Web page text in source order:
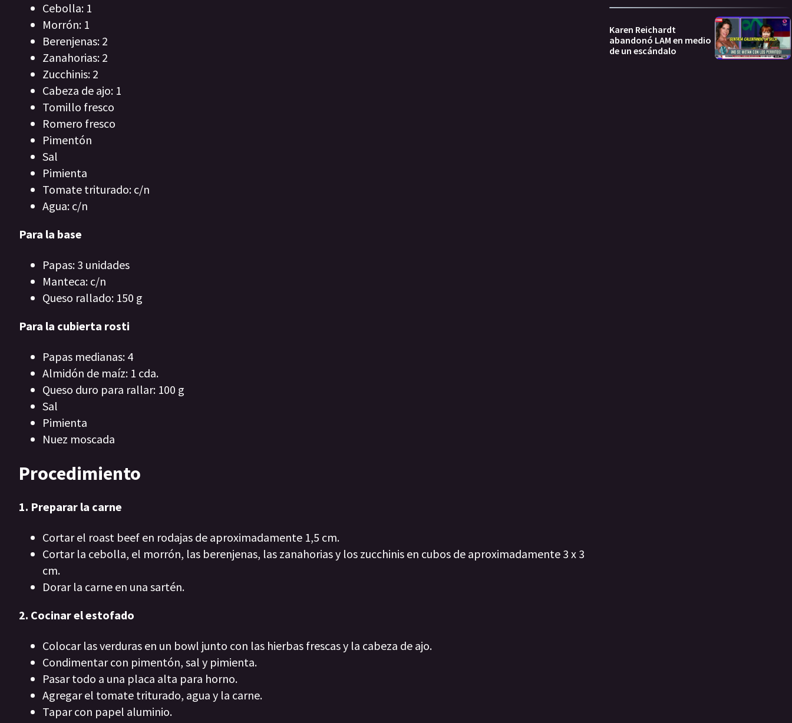
Cebolla: 1
Morrón: 1
Berenjenas: 2
Zanahorias: 2
Zucchinis: 2
Cabeza de ajo: 1
Tomillo fresco
Romero fresco
Pimentón
Sal
Pimienta
Tomate triturado: c/n
Agua: c/n
Para la base
Papas: 3 unidades
Manteca: c/n
Queso rallado: 150 g
Para la cubierta rosti
Papas medianas: 4
Almidón de maíz: 1 cda.
Queso duro para rallar: 100 g
Sal
Pimienta
Nuez moscada
Procedimiento
1. Preparar la carne
Cortar el roast beef en rodajas de aproximadamente 1,5 cm.
Cortar la cebolla, el morrón, las berenjenas, las zanahorias y los zucchinis en cubos de aproximadamente 3 x 3
cm.
Dorar la carne en una sartén.
2. Cocinar el estofado
Colocar las verduras en un bowl junto con las hierbas frescas y la cabeza de ajo.
Condimentar con pimentón, sal y pimienta.
Pasar todo a una placa alta para horno.
Agregar el tomate triturado, agua y la carne.
Tapar con papel aluminio.
Karen Reichardt
abandonó LAM en medio
de un escándalo